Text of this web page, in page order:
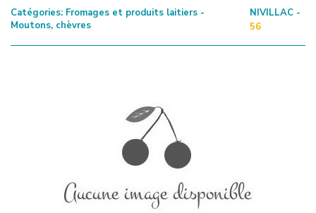
Catégories: Fromages et produits laitiers -
Moutons, chèvres
NIVILLAC -
56